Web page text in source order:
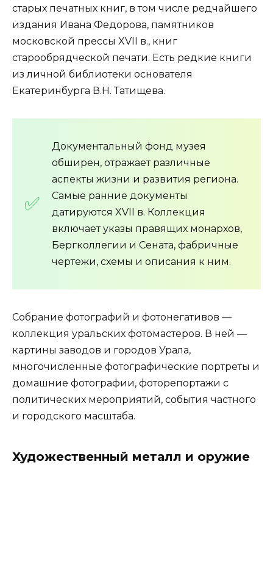
старых печатных книг, в том числе редчайшего
издания Ивана Федорова, памятников
московской прессы XVII в., книг
старообрядческой печати. Есть редкие книги
из личной библиотеки основателя
Екатеринбурга В.Н. Татищева.
Документальный фонд музея
обширен, отражает различные
аспекты жизни и развития региона.
Самые ранние документы
датируются XVII в. Коллекция
включает указы правящих монархов,
Бергколлегии и Сената, фабричные
чертежи, схемы и описания к ним.
Собрание фотографий и фотонегативов —
коллекция уральских фотомастеров. В ней —
картины заводов и городов Урала,
многочисленные фотографические портреты и
домашние фотографии, фоторепортажи с
политических мероприятий, события частного
и городского масштаба.
Художественный металл и оружие